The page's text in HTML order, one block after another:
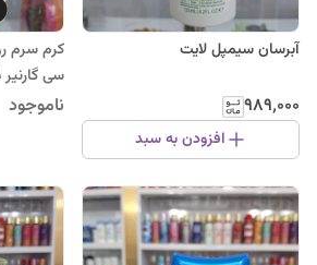
آبرسان سیمپل لایت
۹۸۹٬۰۰۰
افزودن به سبد
سی گارنیر SPF 25
ناموجود